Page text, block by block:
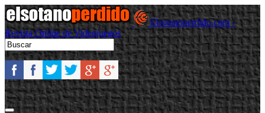
Elsotanoperdido.com -
Revista Online de Videojuegos